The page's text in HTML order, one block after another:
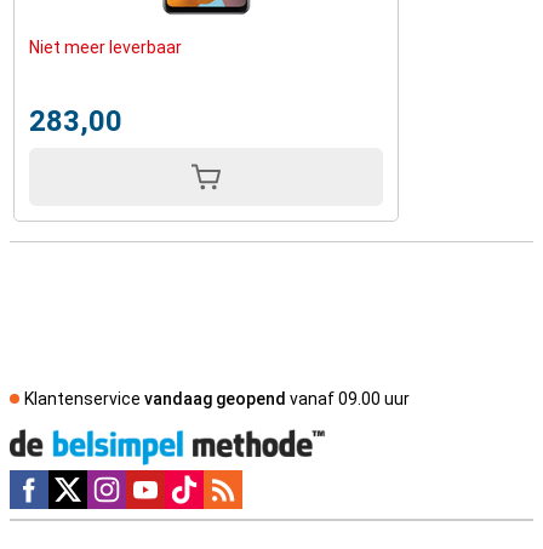
Niet meer leverbaar
283,00
Klantenservice vandaag geopend vanaf 09.00 uur
Social media